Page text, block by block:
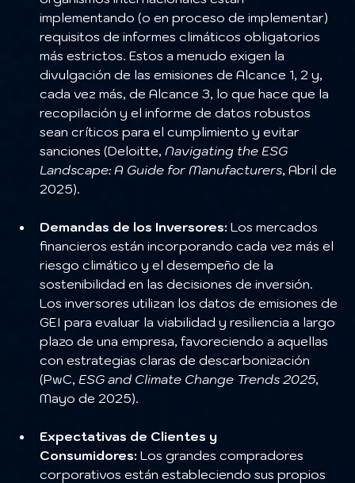
implementando (o en proceso de implementar)
requisitos de informes climáticos obligatorios
más estrictos. Estos a menudo exigen la
divulgación de las emisiones de Alcance 1, 2 y,
cada vez más, de Alcance 3, lo que hace que la
recopilación y el informe de datos robustos
sean críticos para el cumplimiento y evitar
sanciones (Deloitte, Navigating the ESG
Landscape: A Guide for Manufacturers, Abril de
2025).
Demandas de los Inversores: Los mercados
financieros están incorporando cada vez más el
riesgo climático y el desempeño de la
sostenibilidad en las decisiones de inversión.
Los inversores utilizan los datos de emisiones de
GEI para evaluar la viabilidad y resiliencia a largo
plazo de una empresa, favoreciendo a aquellas
con estrategias claras de descarbonización
(PwC, ESG and Climate Change Trends 2025,
Mayo de 2025).
Expectativas de Clientes y
Consumidores: Los grandes compradores
corporativos están estableciendo sus propios